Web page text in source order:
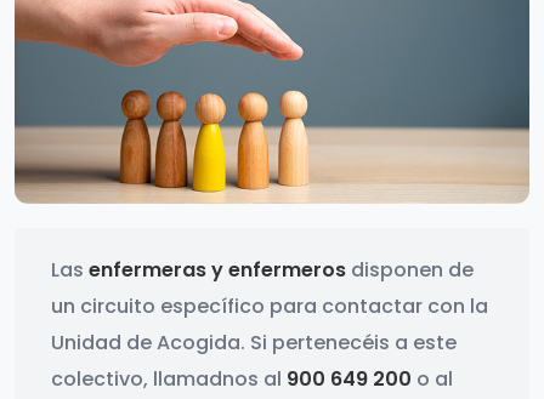
Las enfermeras y enfermeros disponen de
un circuito específico para contactar con la
Unidad de Acogida. Si pertenecéis a este
colectivo, llamadnos al 900 649 200 o al